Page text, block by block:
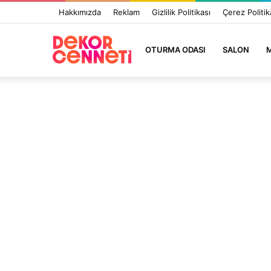
Hakkımızda Reklam Gizlilik Politikası Çerez
OTURMA ODASI SALON